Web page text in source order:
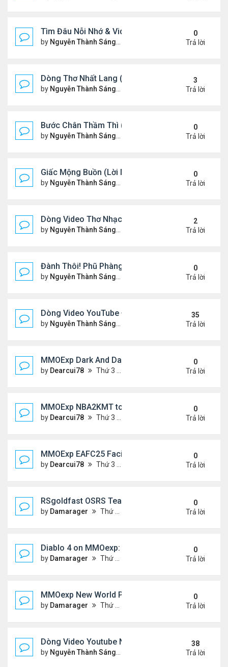
Tìm Đâu Nỗi Nhớ & Video YouTube Ngâm Nga Bài
by Nguyễn Thành Sáng Chủ nhật Tháng 2 09, 2025
0
Trả lời
Dòng Thơ Nhất Lang (Nguyễn Thành Sáng) - 1
by Nguyễn Thành Sáng Thứ 7 Tháng 2 01, 2025 10:34
3
Trả lời
Bước Chân Thầm Thì (Video YouTube Ngâm Nga
by Nguyễn Thành Sáng Thứ 5 Tháng 1 30, 2025 8:48
0
Trả lời
Giấc Mộng Buồn (Lời Ngỏ & Video Ngâm Nga Thơ
by Nguyễn Thành Sáng Thứ 7 Tháng 1 25, 2025 7:52
0
Trả lời
Dòng Video Thơ Nhạc Chọn Lọc
by Nguyễn Thành Sáng Thứ 4 Tháng 1 01, 2025 11:01
2
Trả lời
Đành Thôi! Phũ Phàng! &Video YouTube Ngâm
by Nguyễn Thành Sáng Thứ 2 Tháng 12 30, 2024
0
Trả lời
Dòng Video YouTube ĐỌC THƠ & THƠ (2)
by Nguyễn Thành Sáng Thứ 3 Tháng 10 29, 2024 3:33
35
Trả lời
MMOExp Dark And Darker Use Silver Coins for
by Dearcui78 Thứ 3 Tháng 12 10, 2024 1:08 am
0
Trả lời
MMOExp NBA2KMT to the team’s success
by Dearcui78 Thứ 3 Tháng 12 10, 2024 1:07 am
0
Trả lời
MMOExp EAFC25 Facilities Cards in Clubs
by Dearcui78 Thứ 3 Tháng 12 10, 2024 1:05 am
0
Trả lời
RSgoldfast OSRS Team Ironman: A Thrilling
by Damarager Thứ 4 Tháng 11 27, 2024 12:51 am
0
Trả lời
Diablo 4 on MMOexp: Will This New Feature Be
by Damarager Thứ 4 Tháng 11 27, 2024 12:51 am
0
Trả lời
MMOexp New World PC Update 1.1.0: What New
by Damarager Thứ 4 Tháng 11 27, 2024 12:50 am
0
Trả lời
Dòng Video Youtube Ngâm Nga Thơ & Đọc Thơ
by Nguyễn Thành Sáng Thứ 3 Tháng 9 10, 2024 7:17
38
Trả lời